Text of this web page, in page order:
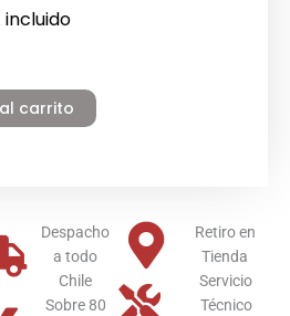
incluido
carrito
Despacho
a todo
Chile
Sobre 80
Retiro en
Tienda
Servicio
Técnico